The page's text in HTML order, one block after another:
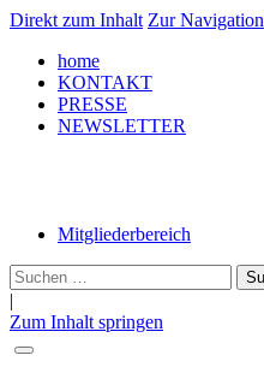
Direkt zum Inhalt Zur Navigation
home
KONTAKT
PRESSE
NEWSLETTER
Mitgliederbereich
Suche
nach:
|
Zum Inhalt springen